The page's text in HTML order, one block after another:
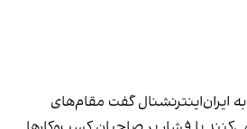
ایران‌اینترنشنال گفت مقام‌های